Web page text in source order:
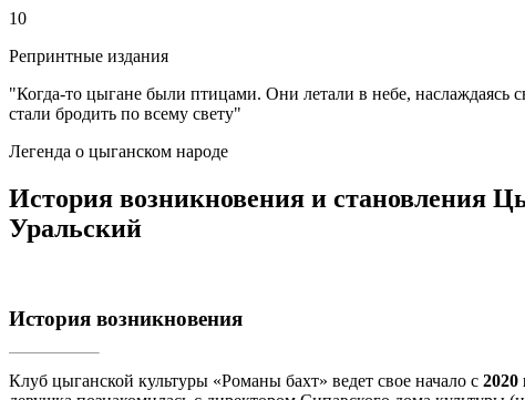
10
Репринтные издания
"Когда-то цыгане были птицами. Они летали в небе, наслаждаясь
стали бродить по всему свету"
Легенда о цыганском народе
История возникновения и становления
Уральский
История возникновения
Клуб цыганской культуры «Романы бахт» ведет свое начало с 2020